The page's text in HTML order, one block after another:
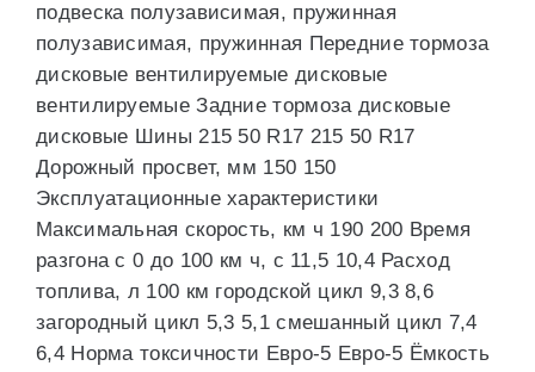
подвеска полузависимая, пружинная
полузависимая, пружинная Передние тормоза
дисковые вентилируемые дисковые
вентилируемые Задние тормоза дисковые
дисковые Шины 215 50 R17 215 50 R17
Дорожный просвет, мм 150 150
Эксплуатационные характеристики
Максимальная скорость, км ч 190 200 Время
разгона с 0 до 100 км ч, с 11,5 10,4 Расход
топлива, л 100 км городской цикл 9,3 8,6
загородный цикл 5,3 5,1 смешанный цикл 7,4
6,4 Норма токсичности Евро-5 Евро-5 Ёмкость